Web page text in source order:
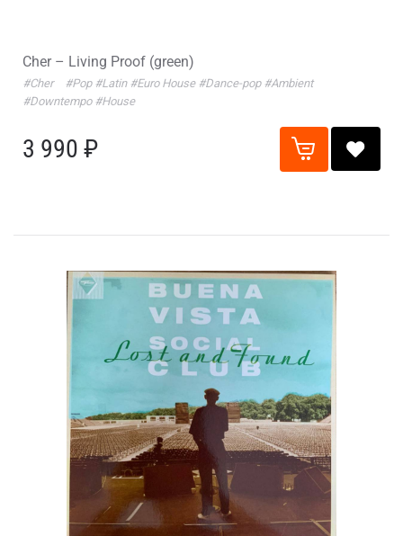
Cher – Living Proof (green)
#Cher #Pop #Latin #Euro House #Dance-pop #Ambient
#Downtempo #House
3 990 ₽